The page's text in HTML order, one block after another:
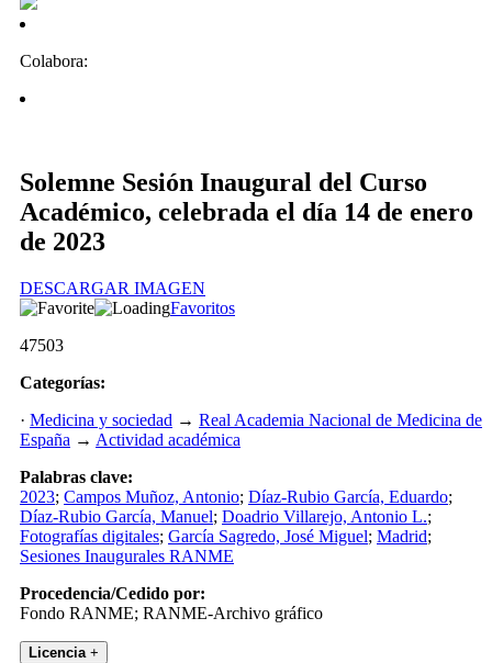
Colabora:
Solemne Sesión Inaugural del Curso
Académico, celebrada el día 14 de enero
de 2023
DESCARGAR IMAGEN
Favoritos
47503
Categorías:
· Medicina y sociedad → Real Academia Nacional de Medicina de
España → Actividad académica
Palabras clave:
2023; Campos Muñoz, Antonio; Díaz-Rubio García, Eduardo;
Díaz-Rubio García, Manuel; Doadrio Villarejo, Antonio L.;
Fotografías digitales; García Sagredo, José Miguel; Madrid;
Sesiones Inaugurales RANME
Procedencia/Cedido por:
Fondo RANME; RANME-Archivo gráfico
Licencia +